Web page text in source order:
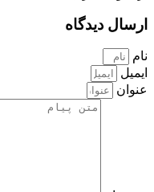
ارسال دیدگاه
نام
ایمیل
عنوان